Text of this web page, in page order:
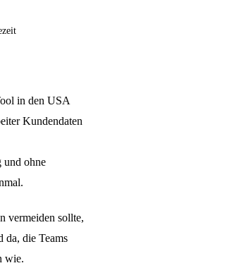
in den USA
Kundendaten
und ohne
vermeiden sollte,
da, die Teams
wie.